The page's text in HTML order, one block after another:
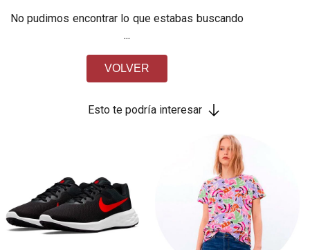
No pudimos encontrar lo que estabas buscando
...
VOLVER
Esto te podría interesar